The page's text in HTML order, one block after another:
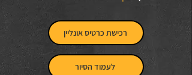
רכישת כרטיס אונליין
לעמוד הסיור